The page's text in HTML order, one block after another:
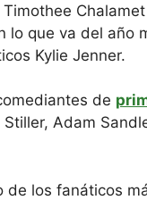
lo que va del año
Kylie Jenner.
de
Adam
de los fanáticos